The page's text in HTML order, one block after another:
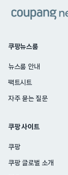
쿠팡뉴스룸
뉴스룸 안내
팩트시트
자주 묻는 질문
쿠팡 사이트
쿠팡
쿠팡 글로벌 소개